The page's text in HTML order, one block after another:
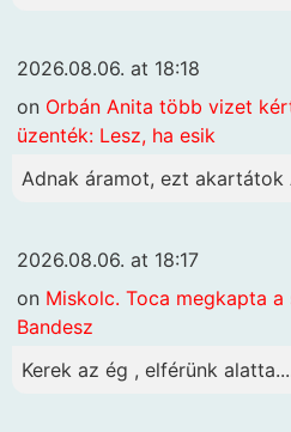
2026.08.06. at 18:18
on Orbán Anita több vizet
üzenték: Lesz, ha esik
Adnak áramot, ezt akartátok
2026.08.06. at 18:17
on Miskolc. Toca megkapta
Bandesz
Kerek az ég , elférünk